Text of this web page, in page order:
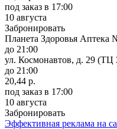
под заказ в 17:00
10 августа
Забронировать
Планета Здоровья Аптека
до 21:00
ул. Космонавтов, д. 29 (ТЦ
до 21:00
20,44 р.
под заказ в 17:00
10 августа
Забронировать
Эффективная реклама на